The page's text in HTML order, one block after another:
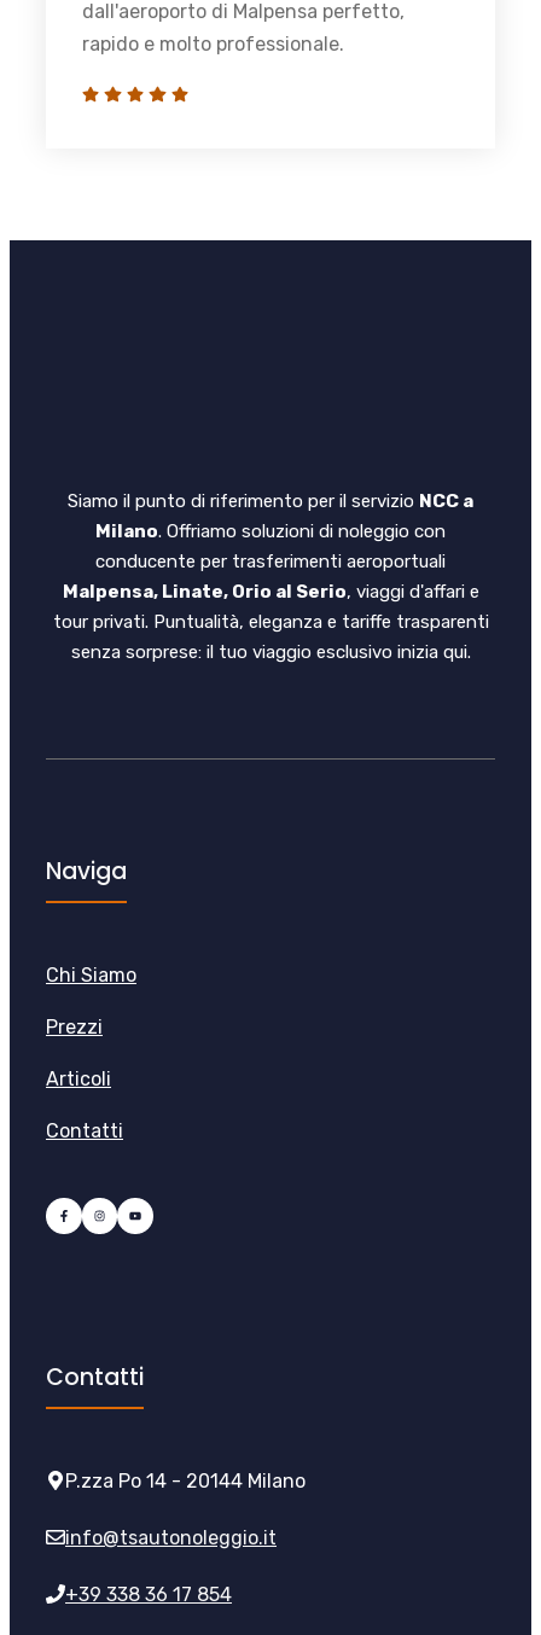
dall'aeroporto di Malpensa perfetto,
rapido e molto professionale.
Siamo il punto di riferimento per il servizio NCC a
Milano. Offriamo soluzioni di noleggio con
conducente per trasferimenti aeroportuali
Malpensa, Linate, Orio al Serio, viaggi d'affari e
tour privati. Puntualità, eleganza e tariffe trasparenti
senza sorprese: il tuo viaggio esclusivo inizia qui.
Naviga
Chi Siamo
Prezzi
Articoli
Contatti
Contatti
P.zza Po 14 - 20144 Milano
info@tsautonoleggio.it
+39 338 36 17 854